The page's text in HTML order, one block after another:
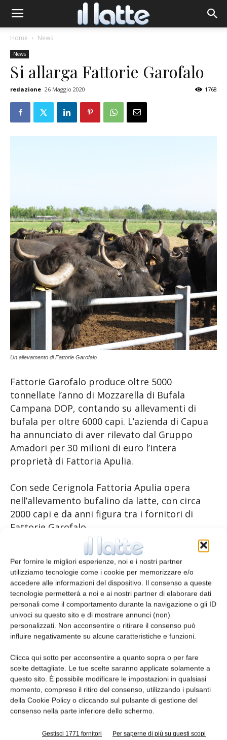
Per fornire le migliori esperienze, noi e i nostri partner
utilizziamo tecnologie come i cookie per memorizzare e/o
accedere alle informazioni del dispositivo. Il consenso a queste
tecnologie permetterà a noi e ai nostri partner di elaborare dati
personali come il comportamento durante la navigazione o gli ID
univoci su questo sito e di mostrare annunci (non)
personalizzati. Non acconsentire o ritirare il consenso può
influire negativamente su alcune caratteristiche e funzioni.
Clicca qui sotto per acconsentire a quanto sopra o per fare
scelte dettagliate. Le tue scelte saranno applicate solamente a
questo sito. È possibile modificare le impostazioni in qualsiasi
momento, compreso il ritiro del consenso, utilizzando i pulsanti
della Cookie Policy o cliccando sul pulsante di gestione del
consenso nella parte inferiore dello schermo.
Gestisci 1771 fornitori Per saperne di più su questi scopi
Home News
News
Si allarga Fattorie Garofalo
redazione 26 Maggio 2020 1768
Un allevamento di Fattorie Garofalo
Fattorie Garofalo produce oltre 5000
tonnellate l’anno di Mozzarella di Bufala
Campana DOP, contando su allevamenti di
bufala per oltre 6000 capi. L’azienda di Capua
ha annunciato di aver rilevato dal Gruppo
Amadori per 30 milioni di euro l’intera
proprietà di Fattoria Apulia.
Con sede Cerignola Fattoria Apulia opera
nell’allevamento bufalino da latte, con circa
2000 capi e da anni figura tra i fornitori di
Fattorie Garofalo.
TAGS Mozzarella di Bufala Campana
Articolo precedente
Omogeneizzatori ad alta
pressione
Articolo successivo
Catene portacavi più leggere